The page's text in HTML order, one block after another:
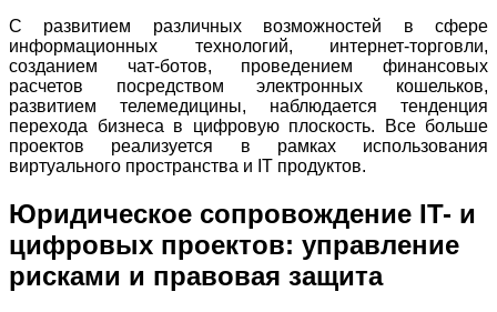
С развитием различных возможностей в сфере
информационных технологий, интернет-торговли,
созданием чат-ботов, проведением финансовых
расчетов посредством электронных кошельков,
развитием телемедицины, наблюдается тенденция
перехода бизнеса в цифровую плоскость. Все больше
проектов реализуется в рамках использования
виртуального пространства и IT продуктов.
Юридическое сопровождение IT- и
цифровых проектов: управление
рисками и правовая защита